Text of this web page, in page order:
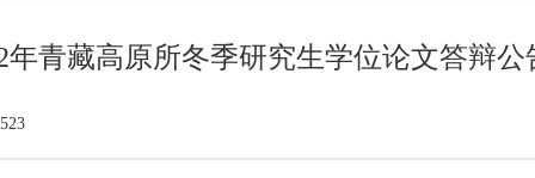
年青藏高原所冬季研究生学位论文答辩公